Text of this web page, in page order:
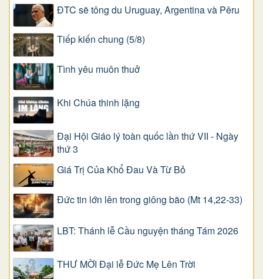
ĐTC sẽ tông du Uruguay, Argentina và Pêru
Tiếp kiến chung (5/8)
Tình yêu muôn thuở
Khi Chúa thinh lặng
Đại Hội Giáo lý toàn quốc lần thứ VII - Ngày
thứ 3
Giá Trị Của Khổ Ðau Và Từ Bỏ
Đức tin lớn lên trong giông bão (Mt 14,22-33)
LBT: Thánh lễ Cầu nguyện tháng Tám 2026
THƯ MỜI Đại lễ Đức Mẹ Lên Trời